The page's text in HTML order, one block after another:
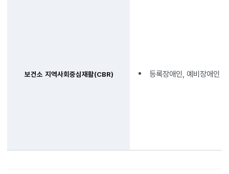
보건소 지역사회중심재활(CBR) 등록장애인, 예비장애인